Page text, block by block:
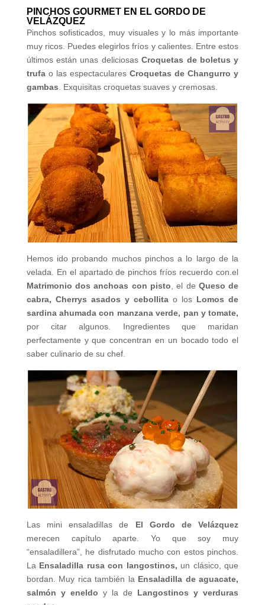
PINCHOS GOURMET EN EL GORDO DE
VELÁZQUEZ
Pinchos sofisticados, muy visuales y lo más importante
muy ricos. Puedes elegirlos fríos y calientes. Entre estos
últimos están unas deliciosasCroquetas de boletus y
trufa o las espectacularesCroquetas de Changurro y
gambas . Exquisitas croquetas suaves y cremosas.
Hemos ido probando muchos pinchos a lo largo de la
velada. En el apartado de pinchos fríos recuerdo con.el
Matrimonio dos anchoas con pisto , el de Queso de
cabra, Cherrys asados y cebollitao los Lomos de
sardina ahumada con manzana verde, pan y tomate,
por citar algunos. Ingredientes que maridan
perfectamente y que concentran en un bocado todo el
saber culinario de su chef.
Las mini ensaladillas de El Gordo de Velázquez
merecen capítulo aparte. Yo que soy muy
“ensaladillera”, he disfrutado mucho con estos pinchos.
La Ensaladilla rusa con langostinos, un clásico, que
bordan. Muy rica también la Ensaladilla de aguacate,
salmón y eneldo y la de Langostinos y verduras